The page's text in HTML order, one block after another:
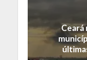
Ceará